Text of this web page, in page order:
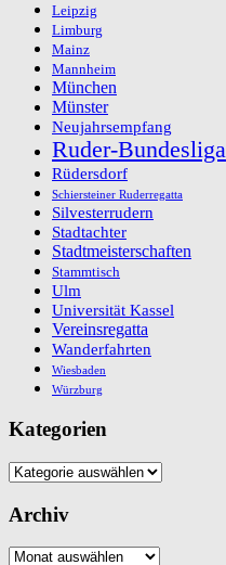
Leipzig
Limburg
Mainz
Mannheim
München
Münster
Neujahrsempfang
Ruder-Bundesliga
Rüdersdorf
Schiersteiner Ruderregatta
Silvesterrudern
Stadtachter
Stadtmeisterschaften
Stammtisch
Ulm
Universität Kassel
Vereinsregatta
Wanderfahrten
Wiesbaden
Würzburg
Kategorien
Kategorien
Archiv
Archiv